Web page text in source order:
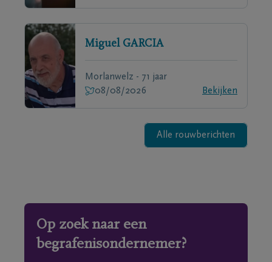
Miguel GARCIA
Morlanwelz - 71 jaar
08/08/2026
Bekijken
Alle rouwberichten
Op zoek naar een
begrafenisondernemer?